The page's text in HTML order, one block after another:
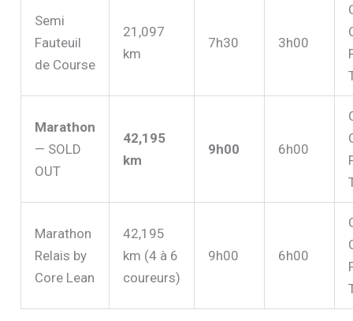
Semi
Fauteuil
de Course
21,097
km
7h30 3h00
Marathon
— SOLD
OUT
42,195
km
9h00 6h00
Marathon
Relais by
Core Lean
42,195
km (4 à 6
coureurs)
9h00 6h00